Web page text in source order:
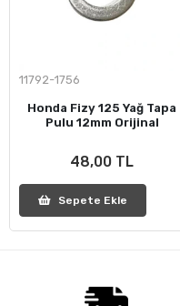
11792-1756
Honda Fizy 125 Yağ Tapa
Pulu 12mm Orijinal
48,00 TL
Sepete Ekle